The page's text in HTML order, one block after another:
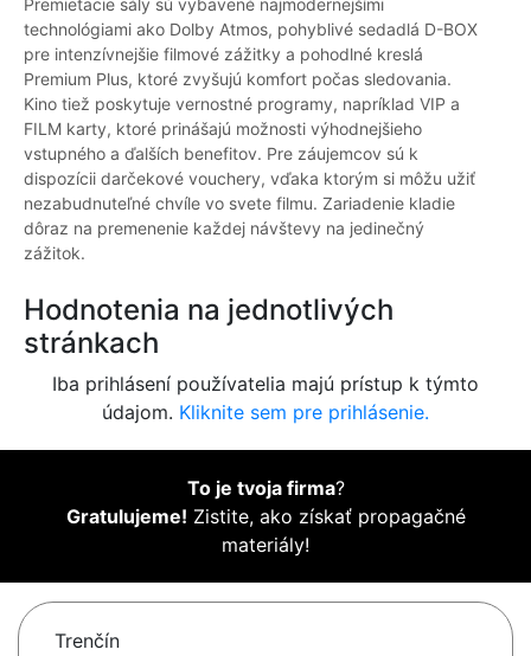
Premietacie sály sú vybavené najmodernejšími
technológiami ako Dolby Atmos, pohyblivé sedadlá D-BOX
pre intenzívnejšie filmové zážitky a pohodlné kreslá
Premium Plus, ktoré zvyšujú komfort počas sledovania.
Kino tiež poskytuje vernostné programy, napríklad VIP a
FILM karty, ktoré prinášajú možnosti výhodnejšieho
vstupného a ďalších benefitov. Pre záujemcov sú k
dispozícii darčekové vouchery, vďaka ktorým si môžu užiť
nezabudnuteľné chvíle vo svete filmu. Zariadenie kladie
dôraz na premenenie každej návštevy na jedinečný
zážitok.
Hodnotenia na jednotlivých
stránkach
Iba prihlásení používatelia majú prístup k týmto
údajom. Kliknite sem pre prihlásenie.
To je tvoja firma?
Gratulujeme! Zistite, ako získať propagačné
materiály!
Trenčín